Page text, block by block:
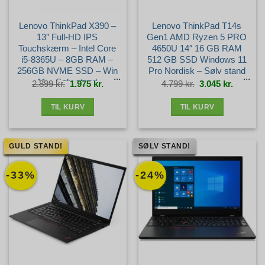
Lenovo ThinkPad X390 –
13″ Full-HD IPS
Touchskærm – Intel Core
i5-8365U – 8GB RAM –
256GB NVME SSD – Win
11 – Sølv stand
2.899kr. Den
oprindelige
pris
1.975kr. Den
aktuelle
pris
TIL KURV
Lenovo ThinkPad T14s
Gen1 AMD Ryzen 5 PRO
4650U 14″ 16 GB RAM
512 GB SSD Windows 11
Pro Nordisk – Sølv stand
4.799kr. Den
oprindelige
pris
3.045 kr. Den
aktuelle
pris
TIL KURV
-33%
GULD STAND!
-24%
SØLV STAND!